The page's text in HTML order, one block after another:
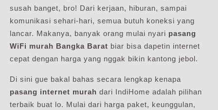
susah banget, bro! Dari kerjaan, hiburan, sampai
komunikasi sehari-hari, semua butuh koneksi yang
lancar. Makanya, banyak orang mulai nyari pasang
WiFi murah Bangka Barat biar bisa dapetin internet
cepat dengan harga yang nggak bikin kantong jebol.
Di sini gue bakal bahas secara lengkap kenapa
pasang internet murah dari IndiHome adalah pilihan
terbaik buat lo. Mulai dari harga paket, keunggulan,